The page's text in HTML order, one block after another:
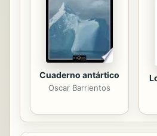
Cuaderno antártico
Oscar Barrientos